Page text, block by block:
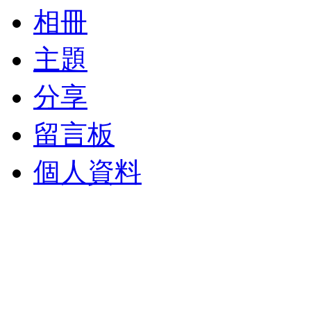
相冊
主題
分享
留言板
個人資料